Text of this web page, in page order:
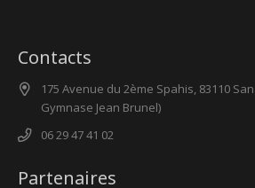
Contacts
175 Avenue du 2ème Spahis, 83110
Gymnase Jean Brunel)
06 29 47 41 02
Partenaires